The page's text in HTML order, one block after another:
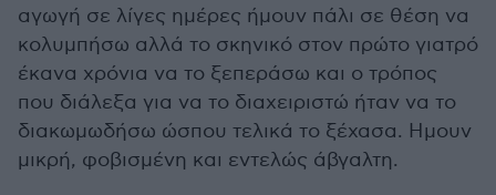
αγωγή σε λίγες ημέρες ήμουν πάλι σε θέση να
κολυμπήσω αλλά το σκηνικό στον πρώτο γιατρό
έκανα χρόνια να το ξεπεράσω και ο τρόπος
που διάλεξα για να το διαχειριστώ ήταν να το
διακωμωδήσω ώσπου τελικά το ξέχασα. Ημουν
μικρή, φοβισμένη και εντελώς άβγαλτη.